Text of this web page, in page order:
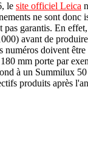
le site officiel Leica
ne sont donc
pas garantis. En
avant de
numéros doivent être
mm porte par
à un Summilux
produits après